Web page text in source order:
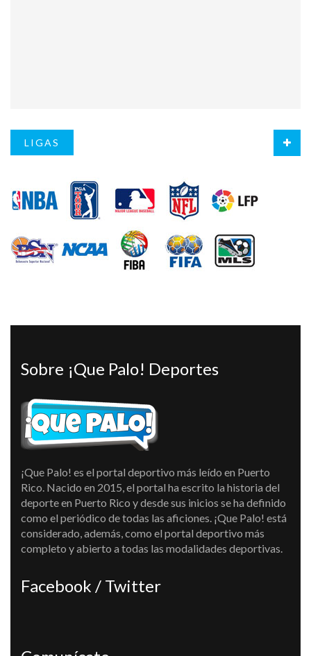
LIGAS
Sobre ¡Que Palo! Deportes
¡Que Palo! es el portal deportivo más leído en Puerto
Rico. Nacido en 2015, el portal ha escrito la historia del
deporte en Puerto Rico y desde sus inicios se ha definido
como el periódico de todas las aficiones. ¡Que Palo! está
considerado, además, como el portal deportivo más
completo y abierto a todas las modalidades deportivas.
Facebook / Twitter